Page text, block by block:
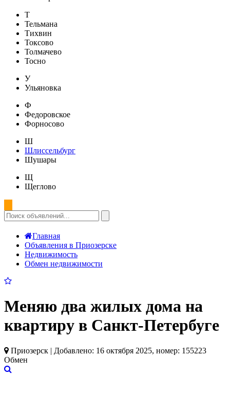
Т
Тельмана
Тихвин
Токсово
Толмачево
Тосно
У
Ульяновка
Ф
Федоровское
Форносово
Ш
Шлиссельбург
Шушары
Щ
Щеглово
Главная
Объявления в Приозерске
Недвижимость
Обмен недвижимости
Меняю два жилых дома на
квартиру в Санкт-Петербуге
Приозерск | Добавлено: 16 октября 2025, номер: 155223
Обмен